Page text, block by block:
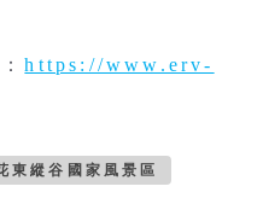
https://www.erv-
東縱谷國家風景區